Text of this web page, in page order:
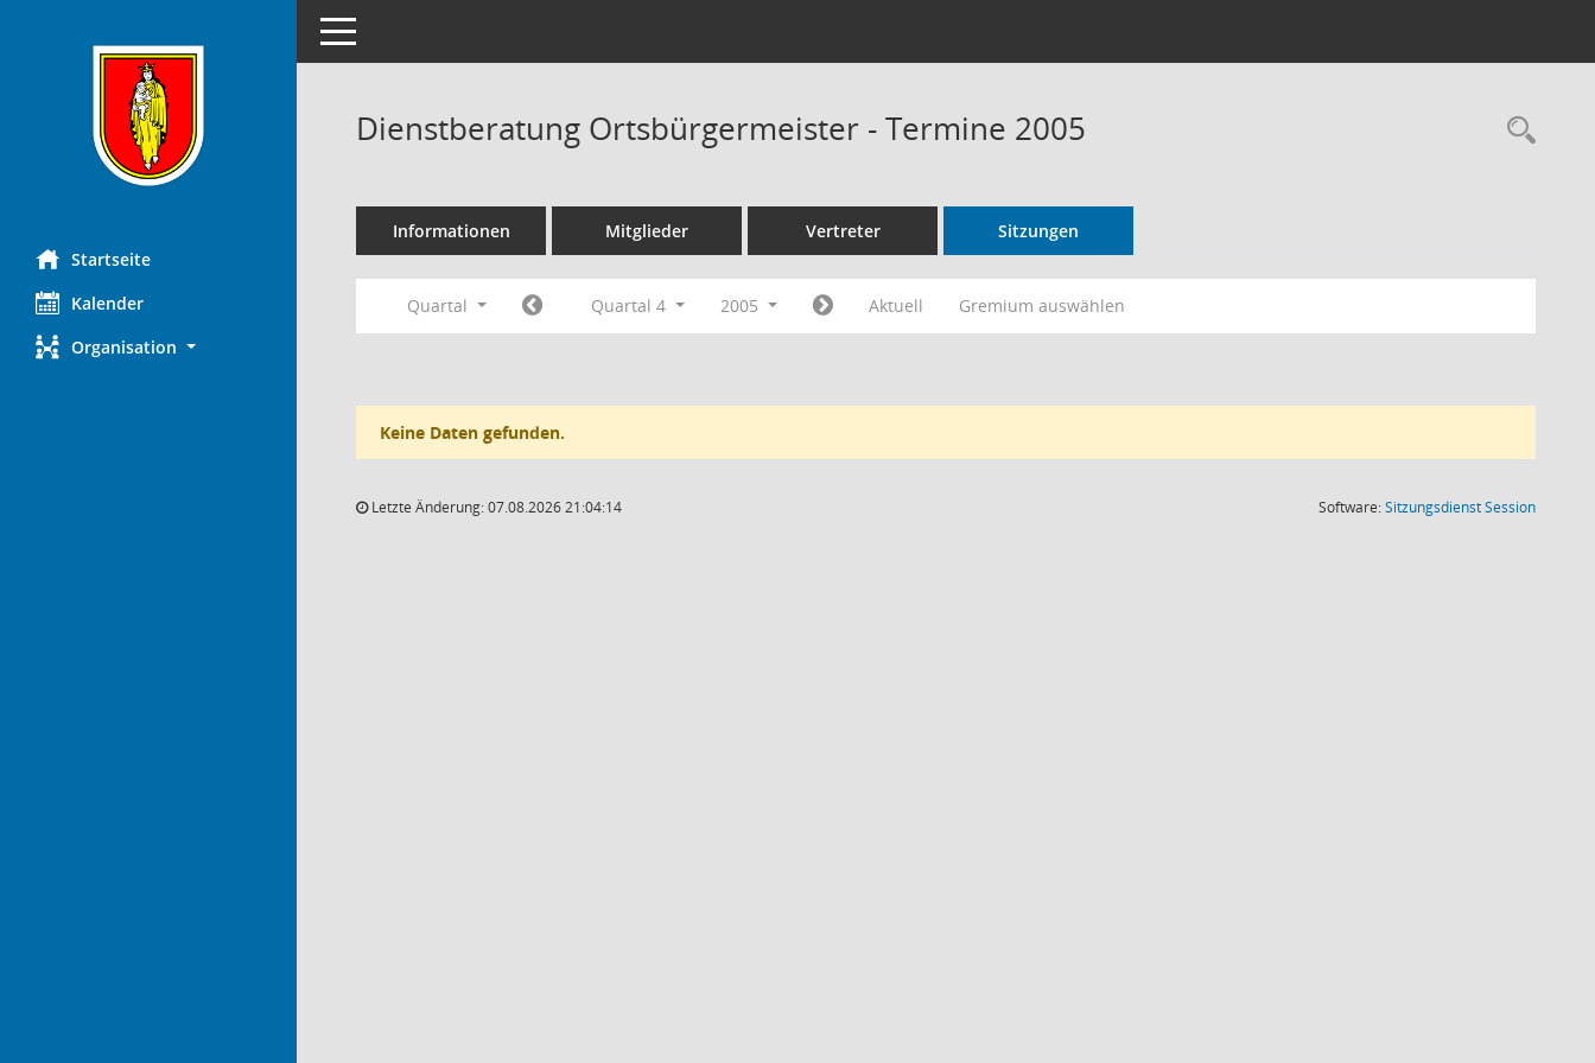
Startseite
Kalender
Organisation
Toggle navigation
Dienstberatung Ortsbürgermeister - Termine 2005
Informationen Mitglieder Vertreter Sitzungen
Quartal Quartal 4 2005 Aktuell Gremium auswählen
Keine Daten gefunden.
Letzte Änderung: 07.08.2026 21:04:14 Software:SitzungsdienstSession(Wird in